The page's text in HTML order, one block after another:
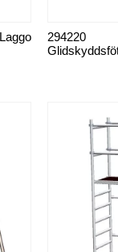
Laggo 294220